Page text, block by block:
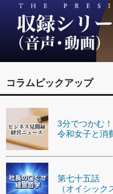
コラムピックアップ
3分でつかむ
令和女子と消
第七十五話
（オイシック